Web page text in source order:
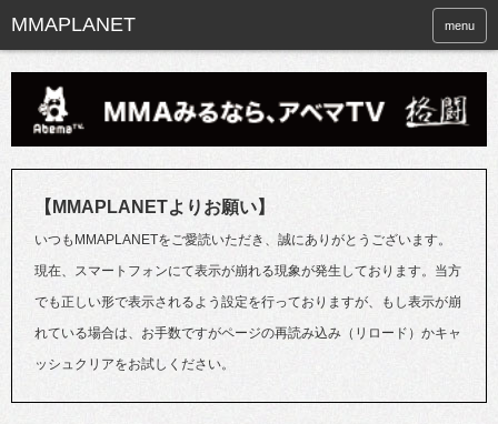
menu
【MMAPLANETよりお願い】
いつもMMAPLANETをご愛読いただき、誠にありがとうございます。
現在、スマートフォンにて表示が崩れる現象が発生しております。当方
でも正しい形で表示されるよう設定を行っておりますが、もし表示が崩
れている場合は、お手数ですがページの再読み込み（リロード）かキャ
ッシュクリアをお試しください。